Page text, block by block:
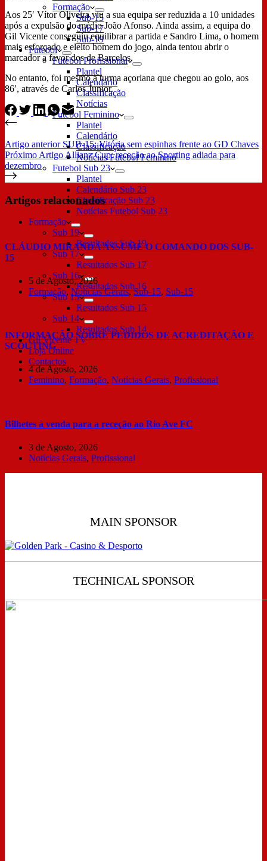
Formação
Sub-15
Sub-17
Sub-19
Futebol
Futebol Profissional
Plantel
Calendário
Classificação
Notícias
Futebol Feminino
Plantel
Calendário
Classificação
Notícias Futebol Feminino
Futebol Sub 23
Plantel
Calendário Sub 23
Classificação Sub 23
Notícias Futebol Sub 23
Formação
Sub 19
Resultados Sub 19
Sub 17
Resultados Sub 17
Sub 16
Resultados Sub 16
Sub 15
Resultados Sub 15
Sub 14
Resultados Sub 14
Gil Vicente TV
Loja Online
Contactos
Aos 25′ Vítor Oliveira viu a sua equipa ser reduzida a 10 unidades
após a expulsão do médio João Afonso. Ainda assim, a equipa do
Gil Vicente conseguiu equilibrar a partida e Sandro Lima, o homem
mais esforçado e eleito homem do jogo, ainda tentou abrir o
marcador a favor dos de Barcelos.
No entanto, foi mesmo a turma açoriana que chegou ao golo, aos
86′, através de Carlos Junior.
Artigo anterior SUB-15: Vitória sem espinhas frente ao GD Chaves
Próximo Artigo Allianz Cup: receção ao Sporting adiada para
dezembro
Artigos relacionados
CLÁUDIO MIRANDA ASSUME O COMANDO DOS SUB-
15
5 de Agosto, 2026
Formação,Notícias Gerais,Sub-15, Sub-15
INFORMAÇÃO SOBRE PEDIDOS DE ACREDITAÇÃO E
SCOUTING
4 de Agosto, 2026
Feminino, Formação, Notícias Gerais, Profissional
Bilhetes à venda para a receção ao Rio Ave FC
3 de Agosto, 2026
Notícias Gerais, Profissional
MAIN SPONSOR
TECHNICAL SPONSOR